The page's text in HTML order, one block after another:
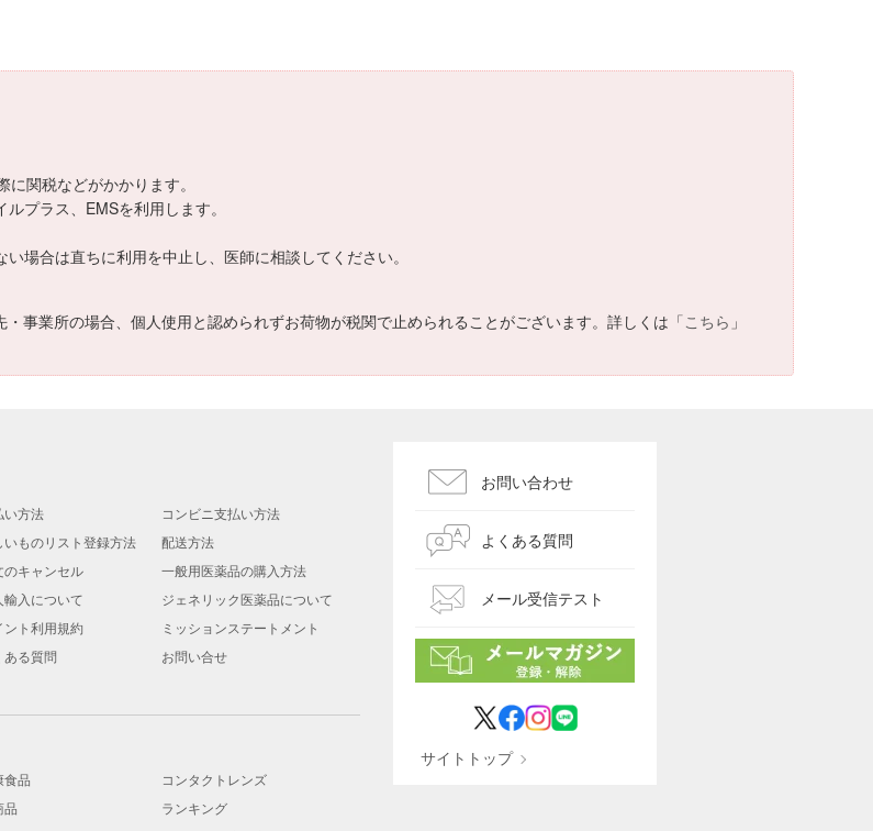
関税などがかかります。
プラス、EMSを利用します。
場合は直ちに利用を中止し、医師に相談してください。
事業所の場合、個人使用と認められずお荷物が税関で止められることがございます。詳しくは「こちら 」
い方法
コンビニ支払い方法
いものリスト登録方法
配送方法
のキャンセル
一般用医薬品の購入方法
輸入について
ジェネリック医薬品について
ント利用規約
ミッションステートメント
ある質問 お問い合せ
食品
コンタクトレンズ
品
ランキング
お問い合わせ
よくある質問
メール受信テスト
サイトトップ